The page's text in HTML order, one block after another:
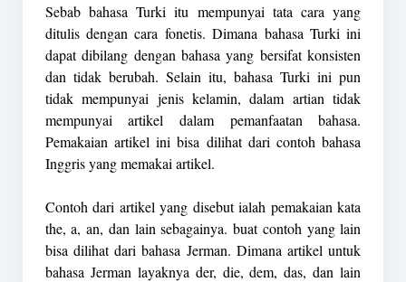
Sebab bahasa Turki itu mempunyai tata cara yang
ditulis dengan cara fonetis. Dimana bahasa Turki ini
dapat dibilang dengan bahasa yang bersifat konsisten
dan tidak berubah. Selain itu, bahasa Turki ini pun
tidak mempunyai jenis kelamin, dalam artian tidak
mempunyai artikel dalam pemanfaatan bahasa.
Pemakaian artikel ini bisa dilihat dari contoh bahasa
Inggris yang memakai artikel.
Contoh dari artikel yang disebut ialah pemakaian kata
the, a, an, dan lain sebagainya. buat contoh yang lain
bisa dilihat dari bahasa Jerman. Dimana artikel untuk
bahasa Jerman layaknya der, die, dem, das, dan lain